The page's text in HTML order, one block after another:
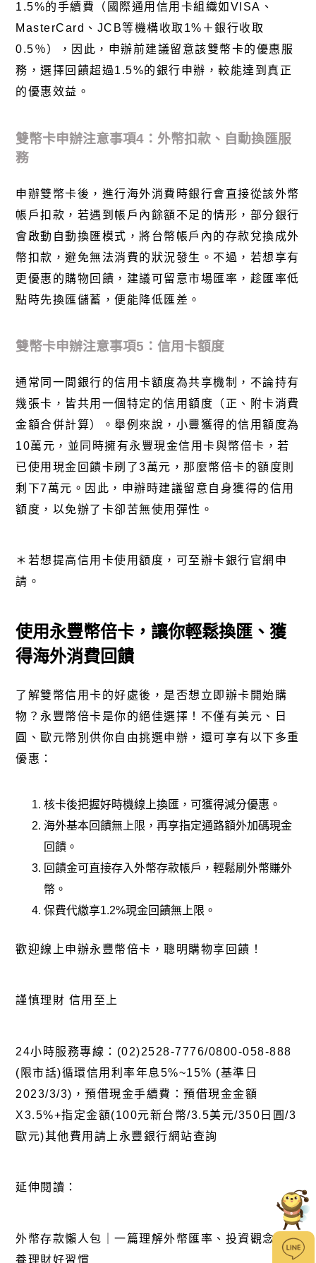
1.5%的手續費（國際通用信用卡組織如 VISA 、
MasterCard 、 JCB等機構收取 1% ＋銀行收取
0.5％），因此，申辦前建議留意該雙幣卡的優惠服
務，選擇回饋超過1.5%的銀行申辦，較能達到真正
的優惠效益。
雙幣卡申辦注意事項4 ：外幣扣款、自動換匯服
務
申辦雙幣卡後，進行海外消費時銀行會直接從該外幣
帳戶扣款，若遇到帳戶內餘額不足的情形，部分銀行
會啟動自動換匯模式，將台幣帳戶內的存款兌換成外
幣扣款，避免無法消費的狀況發生。不過，若想享有
更優惠的購物回饋，建議可留意市場匯率，趁匯率低
點時先換匯儲蓄，便能降低匯差。
雙幣卡申辦注意事項5 ：信用卡額度
通常同一間銀行的信用卡額度為共享機制，不論持有
幾張卡，皆共用一個特定的信用額度（正、附卡消費
金額合併計算）。舉例來說，小豐獲得的信用額度為
10萬元，並同時擁有永豐現金信用卡與幣倍卡，若
已使用現金回饋卡刷了3萬元，那麼幣倍卡的額度則
剩下7萬元。因此，申辦時建議留意自身獲得的信用
額度，以免辦了卡卻苦無使用彈性。
＊若想提高信用卡使用額度，可至辦卡銀行官網申
請。
使用永豐幣倍卡，讓你輕鬆換匯、獲
得海外消費回饋
了解雙幣信用卡的好處後，是否想立即辦卡開始購
物？永豐幣倍卡是你的絕佳選擇！不僅有美元、日
圓、歐元幣別供你自由挑選申辦，還可享有以下多重
優惠：
核卡後把握好時機線上換匯，可獲得減分優惠。
海外基本回饋無上限，再享指定通路額外加碼現金
回饋。
回饋金可直接存入外幣存款帳戶，輕鬆刷外幣賺外
幣。
保費代繳享1.2%現金回饋無上限。
歡迎線上申辦永豐幣倍卡 ，聰明購物享回饋！
謹慎理財 信用至上
24小時服務專線：(02)2528-7776/0800-058-888
(限市話)循環信用利率年息5%~15% (基準日
2023/3/3)，預借現金手續費：預借現金金額
X3.5%+指定金額(100元新台幣/3.5美元/350日圓/3
歐元)其他費用請上永豐銀行網站查詢
延伸閱讀：
外幣存款懶人包｜一篇理解外幣匯率、投資觀念，培
養理財好習慣